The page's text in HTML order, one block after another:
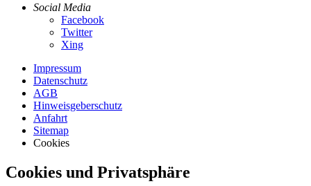
Social Media
Facebook
Twitter
Xing
Impressum
Datenschutz
AGB
Hinweisgeberschutz
Anfahrt
Sitemap
Cookies
Cookies und Privatsphäre